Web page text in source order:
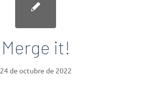
Merge it!
24 de octubre de 2022